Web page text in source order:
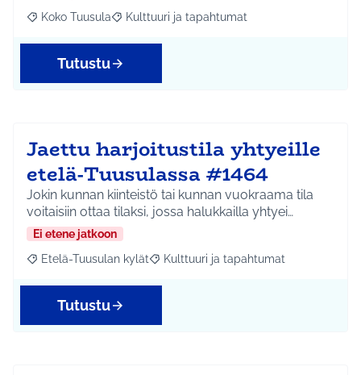
Rajaa tulokset aihepiirin mukaan: Koko Tuusula
Koko Tuusula Rajaa tulokset teeman mukaan: Kulttuuri ja
Kulttuuri ja tapahtumat
Tutustu
Jaettu harjoitustila yhtyeille
etelä-Tuusulassa #1464
Jokin kunnan kiinteistö tai kunnan vuokraama tila
voitaisiin ottaa tilaksi, jossa halukkailla yhtyei…
Ei etene jatkoon
Rajaa tulokset aihepiirin mukaan: Etelä-Tuusulan kylät
Etelä-Tuusulan kylät Rajaa tulokset teeman mukaan:
Kulttuuri ja tapahtumat
Tutustu